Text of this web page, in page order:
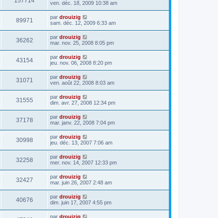
ven. déc. 18, 2009 10:38 am
89971 par drouizig
sam. déc. 12, 2009 6:33 am
36262 par drouizig
mar. nov. 25, 2008 8:05 pm
43154 par drouizig
jeu. nov. 06, 2008 8:20 pm
31071 par drouizig
ven. août 22, 2008 8:03 am
31555 par drouizig
dim. avr. 27, 2008 12:34 pm
37178 par drouizig
mar. janv. 22, 2008 7:04 pm
30998 par drouizig
jeu. déc. 13, 2007 7:06 am
32258 par drouizig
mer. nov. 14, 2007 12:33 pm
32427 par drouizig
mar. juin 26, 2007 2:48 am
40676 par drouizig
dim. juin 17, 2007 4:55 pm
par drouizig